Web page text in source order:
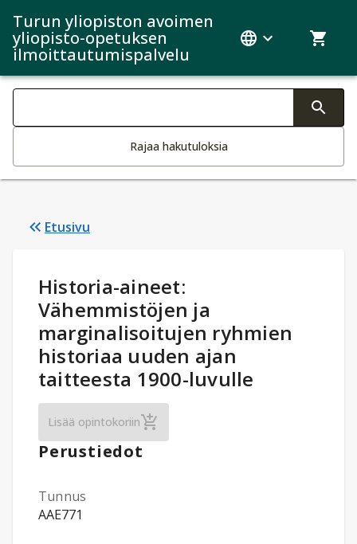
Turun yliopiston avoimen
yliopisto-opetuksen
ilmoittautumispalvelu
Haku kategoriat
Rajaa hakutuloksia
Etusivu
Opintotiedot:
Historia-aineet:
Vähemmistöjen ja
marginalisoitujen ryhmien
historiaa uuden ajan
taitteesta 1900-luvulle
Lisää opintokoriinHistoria-aineet: Vähemmistöjen ja
Perustiedot
Tunnus
AAE771